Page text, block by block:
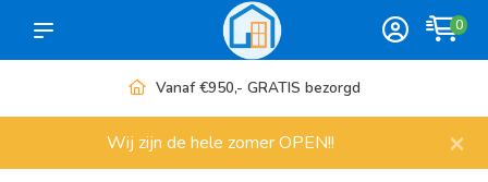
0
Meer dan 1000 artikelen
Wij zijn de hele zomer OPEN!! ×